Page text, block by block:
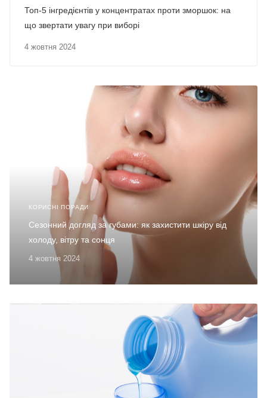
4 жовтня 2024
Топ-5 інгредієнтів у концентратах проти зморшок: на
що звертати увагу при виборі
КОРИСНІ ПОРАДИ
4 жовтня 2024
Сезонний догляд за губами: як захистити шкіру від
холоду, вітру та сонця